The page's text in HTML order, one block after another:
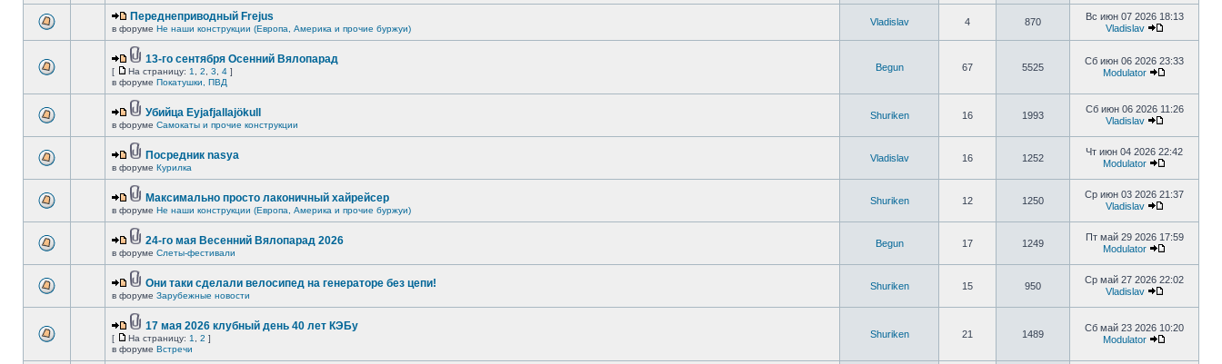
Переднеприводный Frejus
в форуме Не наши конструкции (Европа, Америка и прочие буржуи)
Vladislav 4 870
Вс июн 07 2026 18:13
Vladislav
13-го сентября Осенний Вялопарад
[ На страницу: 1 2 3 4 ]
в форуме Покатушки, ПВД
Begun 67 5525
Сб июн 06 2026 23:33
Modulator
Убийца Eyjafjallajökull
в форуме Самокаты и прочие конструкции
Shuriken 16 1993
Сб июн 06 2026 11:26
Vladislav
Посредник nasya
в форуме Курилка
Vladislav 16 1252
Чт июн 04 2026 22:42
Modulator
Максимально просто лаконичный хайрейсер
в форуме Не наши конструкции (Европа, Америка и прочие буржуи)
Shuriken 12 1250
Ср июн 03 2026 21:37
Vladislav
24-го мая Весенний Вялопарад 2026
в форуме Слеты-фестивали
Begun 17 1249
Пт май 29 2026 17:59
Modulator
Они таки сделали велосипед на генераторе без цепи!
в форуме Зарубежные новости
Shuriken 15 950
Ср май 27 2026 22:02
Vladislav
17 мая 2026 клубный день 40 лет КЭБу
[ На страницу: 1 2 ]
в форуме Встречи
Shuriken 21 1489
Сб май 23 2026 10:20
Modulator